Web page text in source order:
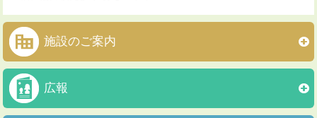
施設のご案内
広報